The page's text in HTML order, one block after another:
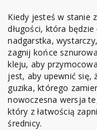
Kiedy jesteś w stanie
długości, która
nadgarstka,
zagnij końce
kleju, aby
jest, aby upewnić się,
guzika, którego
nowoczesna wersja
który z łatwością
średnicy.